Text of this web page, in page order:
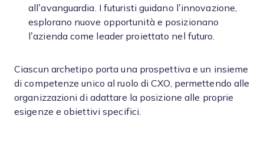
all’avanguardia. I futuristi guidano l’innovazione,
esplorano nuove opportunità e posizionano
l’azienda come leader proiettato nel futuro.
Ciascun archetipo porta una prospettiva e un insieme
di competenze unico al ruolo di CXO, permettendo alle
organizzazioni di adattare la posizione alle proprie
esigenze e obiettivi specifici.